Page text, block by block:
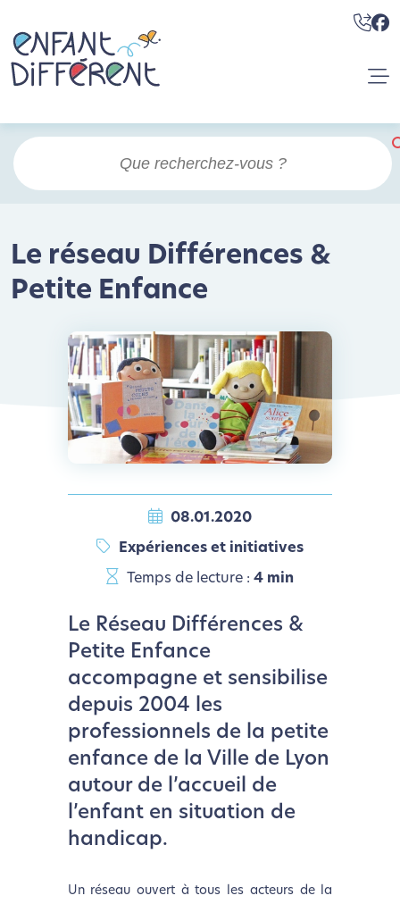
Le réseau Différences &
Petite Enfance
08.01.2020
Expériences et initiatives
Temps de lecture : 4 min
Le Réseau Différences &
Petite Enfance
accompagne et sensibilise
depuis 2004 les
professionnels de la petite
enfance de la Ville de Lyon
autour de l’accueil de
l’enfant en situation de
handicap.
Un réseau ouvert à tous les acteurs de la